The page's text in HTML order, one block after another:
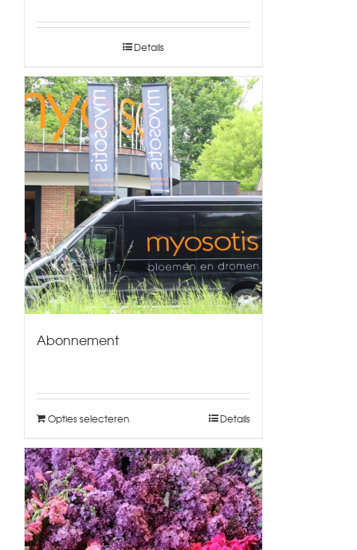
Details
Abonnement
Opties selecteren Details